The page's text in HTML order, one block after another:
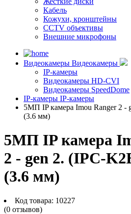
Кабель
Кожухи, кронштейны
CCTV объективы
Внешние микрофоны
Видеокамеры Видеокамеры
IP-камеры
Видеокамеры HD-CVI
Видеокамеры SpeedDome
IP-камеры IP-камеры
5МП IP камера Imou Ranger 2 -
(3.6 мм)
5МП IP камера
2 - gen 2. (IPC-
(3.6 мм)
Код товара: 10227
(0 отзывов)